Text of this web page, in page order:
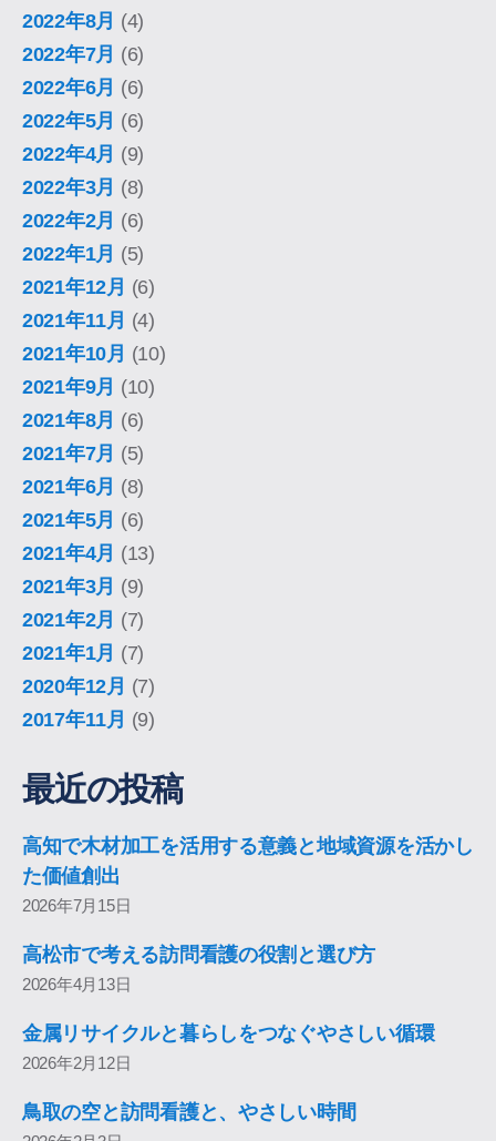
2022年8月 (4)
2022年7月 (6)
2022年6月 (6)
2022年5月 (6)
2022年4月 (9)
2022年3月 (8)
2022年2月 (6)
2022年1月 (5)
2021年12月 (6)
2021年11月 (4)
2021年10月 (10)
2021年9月 (10)
2021年8月 (6)
2021年7月 (5)
2021年6月 (8)
2021年5月 (6)
2021年4月 (13)
2021年3月 (9)
2021年2月 (7)
2021年1月 (7)
2020年12月 (7)
2017年11月 (9)
最近の投稿
高知で木材加工を活用する意義と地域資源を活かし
た価値創出
2026年7月15日
高松市で考える訪問看護の役割と選び方
2026年4月13日
金属リサイクルと暮らしをつなぐやさしい循環
2026年2月12日
鳥取の空と訪問看護と、やさしい時間